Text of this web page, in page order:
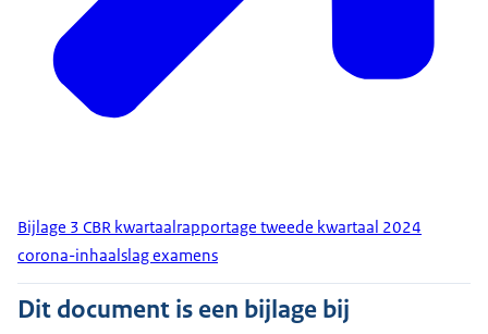
Bijlage 3 CBR kwartaalrapportage tweede kwartaal 2024
corona-inhaalslag examens
Dit document is een bijlage bij